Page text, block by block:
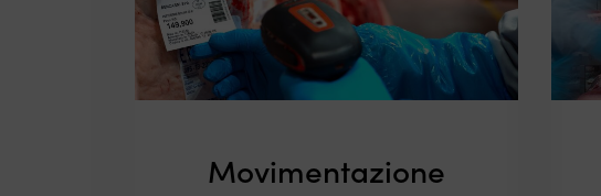
Movimentazione